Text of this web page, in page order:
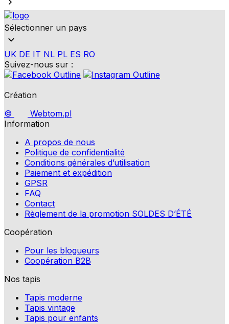
Sélectionner un pays
UK DE IT NL PL ES RO
Suivez-nous sur :
Création
©
Webtom.pl
Information
A propos de nous
Politique de confidentialité
Conditions générales d’utilisation
Paiement et expédition
GPSR
FAQ
Contact
Règlement de la promotion SOLDES D’ÉTÉ
Coopération
Pour les blogueurs
Coopération B2B
Nos tapis
Tapis moderne
Tapis vintage
Tapis pour enfants